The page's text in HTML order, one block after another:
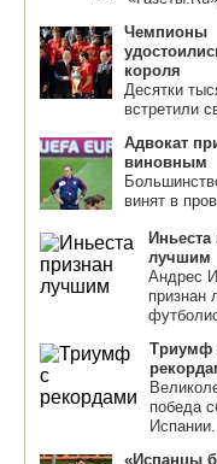
Чемпионы
короля
Десятки
встретили
Адвокат
виновным
винят в
Иньеста
лучшим
Андрес
признан
Триумф
победа
«Испанцы